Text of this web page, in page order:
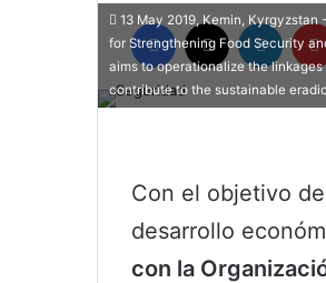
Facebook
X
13 May 2019, Kemin,
for Strengthening Food Security
aims to operationalize the
contribute to the sustainable
Con el objetivo
desarrollo
con la